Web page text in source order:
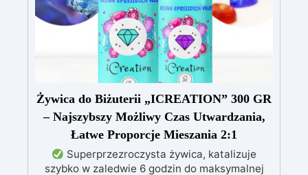
Żywica do Biżuterii „ICREATION” 300 GR
– Najszybszy Możliwy Czas Utwardzania,
Łatwe Proporcje Mieszania 2:1
Superprzezroczysta żywica, katalizuje
szybko w zaledwie 6 godzin do maksymalnej